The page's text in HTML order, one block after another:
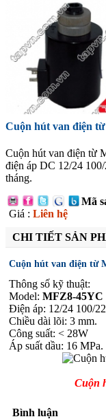
Cuộn hút van điện
Cuộn hút van điện từ
điện áp DC 12/24
tháng.
Mã
Giá : Liên hệ
CHI TIẾT SẢN
Cuộn hút van điện từ
Thông số kỹ thuật:
Model: MFZ8-45YC
Điện áp: 12/24 100/
Chiều dài lõi: 3 mm.
Công suất: < 28W
Áp suất dầu: 16 MPa.
Cuộn
Bình luận